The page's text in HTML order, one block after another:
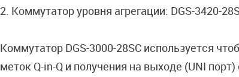
2. Коммутатор уровня агрегации: DGS-3420-
Коммутатор DGS-3000-28SC используется
меток Q-in-Q и получения на выходе (UNI